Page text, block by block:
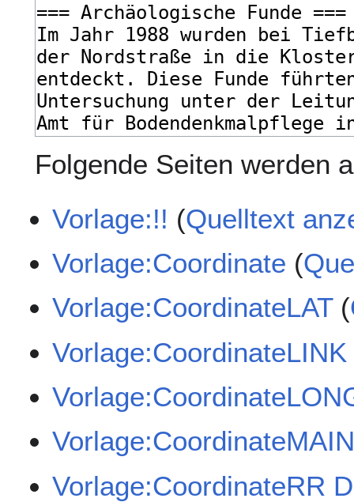
Folgende Seiten werden
Vorlage:!! (Quelltext
Vorlage:Coordinate (
Vorlage:CoordinateLAT(
Vorlage:CoordinateLINK
Vorlage:CoordinateRR